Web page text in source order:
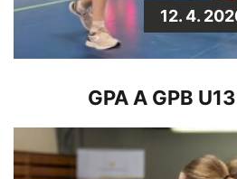
12. 4.
GPA A GPB